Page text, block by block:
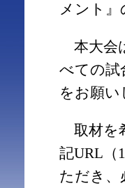
メント
本大会
べての試
をお願い
取材を
記URL（
ただき、